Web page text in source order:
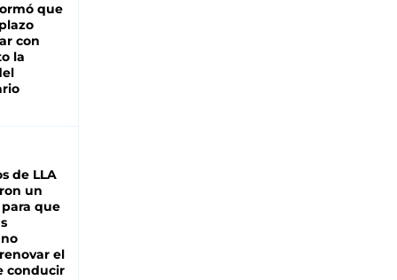
que
con
la
de LLA
un
que
el
conducir